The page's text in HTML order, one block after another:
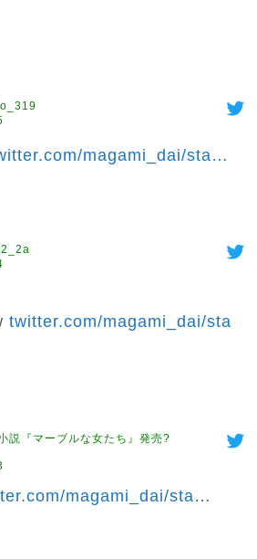
magami_dai/sta…
twitter.com/magami_dai/sta
説『マーブルな女たち』発売?
magami_dai/sta…